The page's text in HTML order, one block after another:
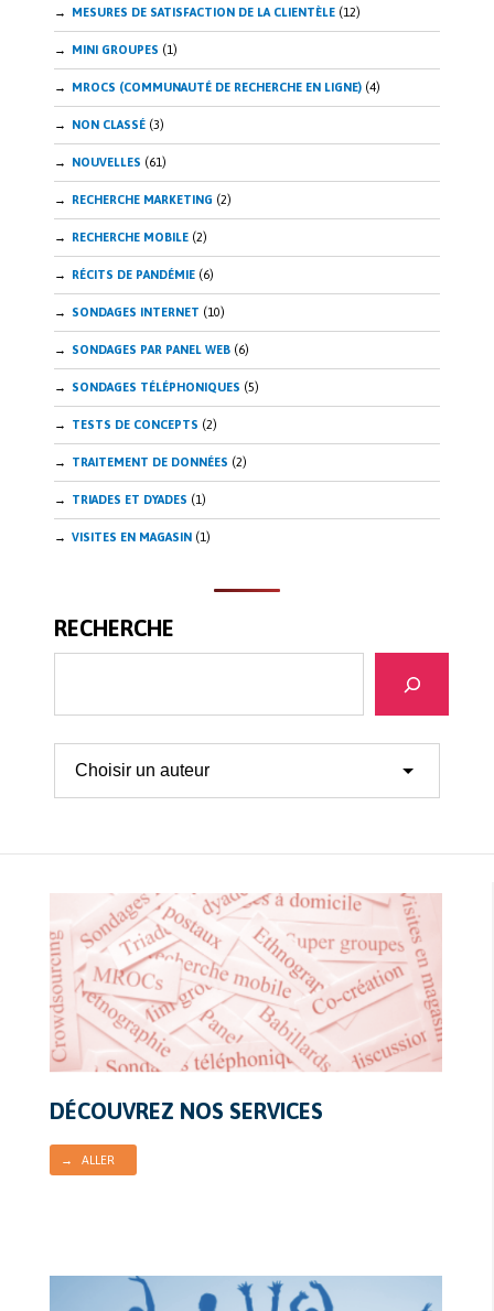
MESURES DE SATISFACTION DE LA CLIENTÈLE (12)
MINI GROUPES (1)
MROCS (COMMUNAUTÉ DE RECHERCHE EN LIGNE) (4)
NON CLASSÉ (3)
NOUVELLES (61)
RECHERCHE MARKETING (2)
RECHERCHE MOBILE (2)
RÉCITS DE PANDÉMIE (6)
SONDAGES INTERNET (10)
SONDAGES PAR PANEL WEB (6)
SONDAGES TÉLÉPHONIQUES (5)
TESTS DE CONCEPTS (2)
TRAITEMENT DE DONNÉES (2)
TRIADES ET DYADES (1)
VISITES EN MAGASIN (1)
RECHERCHE
DÉCOUVREZ NOS SERVICES
→ ALLER